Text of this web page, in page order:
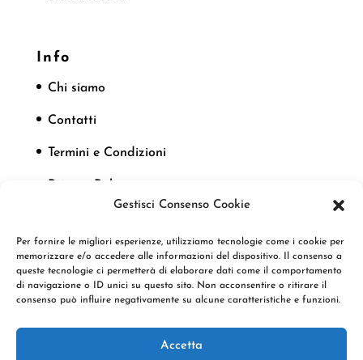
Gestisci Consenso Cookie
Per fornire le migliori esperienze, utilizziamo tecnologie come i cookie per
memorizzare e/o accedere alle informazioni del dispositivo. Il consenso a
queste tecnologie ci permetterà di elaborare dati come il comportamento
di navigazione o ID unici su questo sito. Non acconsentire o ritirare il
consenso può influire negativamente su alcune caratteristiche e funzioni.
Accetta
Info
Chi siamo
Contatti
Termini e Condizioni
Seguici